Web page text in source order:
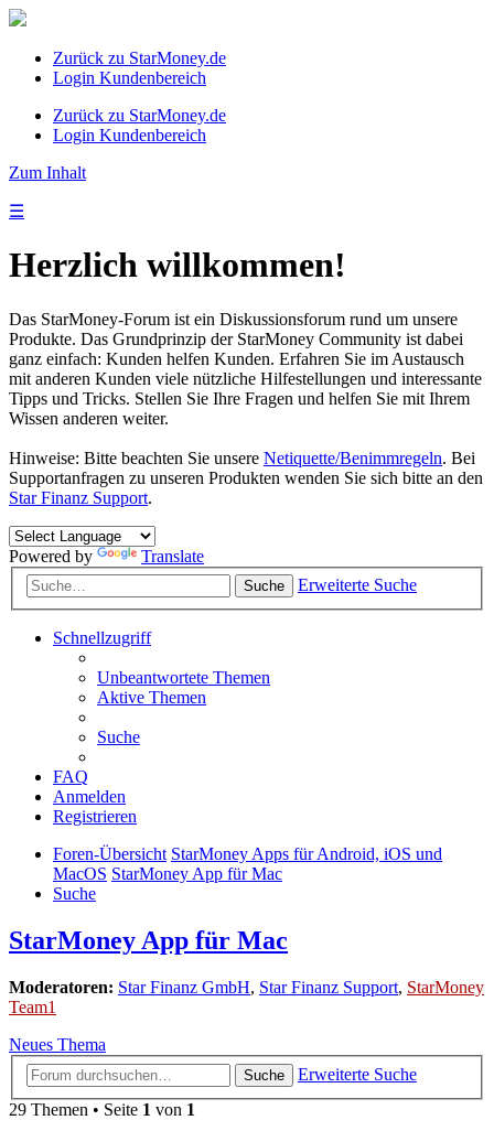
Zurück zu StarMoney.de
Login Kundenbereich
Zurück zu StarMoney.de
Login Kundenbereich
Zum Inhalt
☰
Herzlich willkommen!
Das StarMoney-Forum ist ein Diskussionsforum rund um unsere
Produkte. Das Grundprinzip der StarMoney Community ist dabei
ganz einfach: Kunden helfen Kunden. Erfahren Sie im Austausch
mit anderen Kunden viele nützliche Hilfestellungen und interessante
Tipps und Tricks. Stellen Sie Ihre Fragen und helfen Sie mit Ihrem
Wissen anderen weiter.
Hinweise: Bitte beachten Sie unsere Netiquette/Benimmregeln. Bei
Supportanfragen zu unseren Produkten wenden Sie sich bitte an den
Star Finanz Support.
Powered by Translate
Suche Erweiterte Suche
Schnellzugriff
Unbeantwortete Themen
Aktive Themen
Suche
FAQ
Anmelden
Registrieren
Foren-Übersicht StarMoney Apps für Android, iOS und
MacOS StarMoney App für Mac
Suche
StarMoney App für Mac
Moderatoren: Star Finanz GmbH, Star Finanz Support, StarMoney
Team1
Neues Thema
Suche
Erweiterte Suche
29 Themen • Seite 1 von 1